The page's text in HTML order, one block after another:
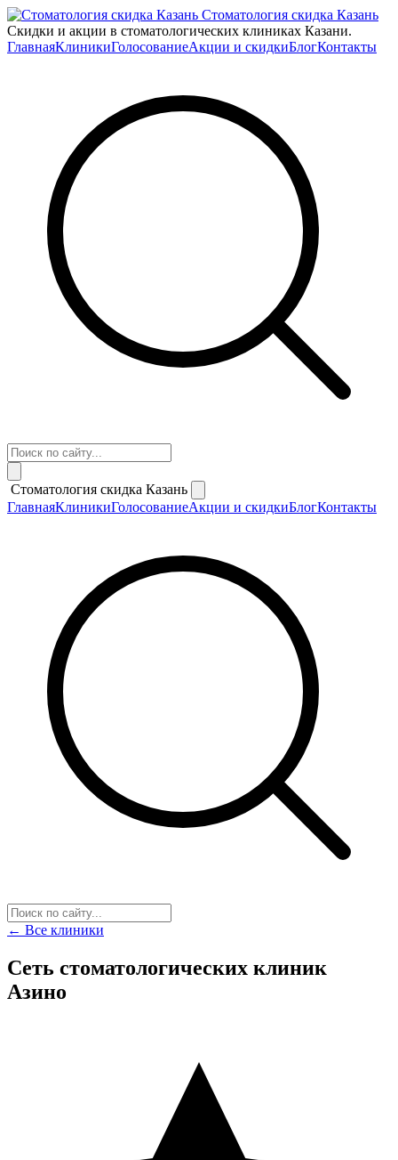
Стоматология скидка Казань
Скидки и акции в стоматологических клиниках Казани.
ГлавнаяКлиникиГолосованиеАкции и скидкиБлогКонтакты
Стоматология скидка Казань
ГлавнаяКлиникиГолосованиеАкции и скидкиБлогКонтакты
← Все клиники
Сеть стоматологических клиник
Азино